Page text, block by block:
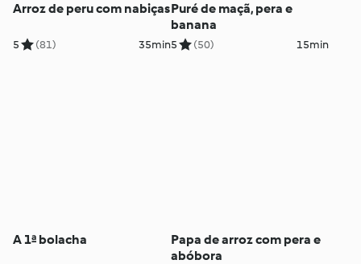
Arroz de peru com nabiças
5 (81) 35min
Puré de maçã, pera e
banana
5 (50) 15min
A 1ª bolacha
Papa de arroz com pera e
abóbora